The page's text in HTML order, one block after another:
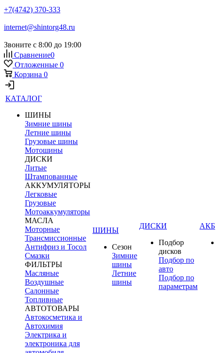
+7(4742) 370-333
internet@shintorg48.ru
Звоните с 8:00 до 19:00
Сравнение0
Отложенные 0
Корзина 0
КАТАЛОГ
ШИНЫ
Зимние шины
Летние шины
Грузовые шины
Мотошины
ДИСКИ
Литые
Штампованные
АККУМУЛЯТОРЫ
Легковые
Грузовые
Мотоаккумуляторы
МАСЛА
Моторные
Трансмиссионные
Антифриз и Тосол
Смазки
ФИЛЬТРЫ
Масляные
Воздушные
Салонные
Топливные
АВТОТОВАРЫ
Автокосметика и
Автохимия
Электрика и
электроника для
ШИНЫ
Сезон
Зимние
шины
Летние
шины
ДИСКИ
Подбор
дисков
Подбор по
авто
Подбор по
параметрам
АКБ